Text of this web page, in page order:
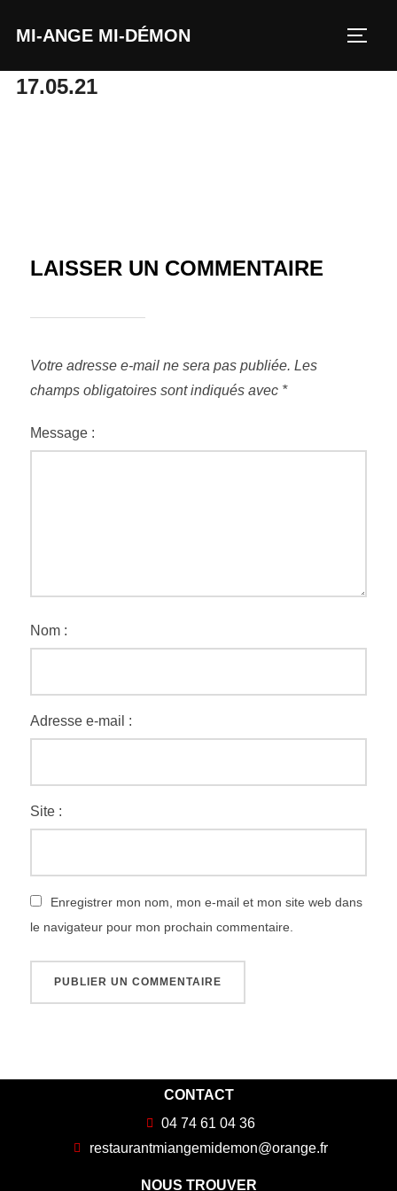
MI-ANGE MI-DÉMON
17.05.21
LAISSER UN COMMENTAIRE
Votre adresse e-mail ne sera pas publiée. Les
champs obligatoires sont indiqués avec *
Message :
Nom :
Adresse e-mail :
Site :
Enregistrer mon nom, mon e-mail et mon site web dans
le navigateur pour mon prochain commentaire.
CONTACT
04 74 61 04 36
restaurantmiangemidemon@orange.fr
NOUS TROUVER